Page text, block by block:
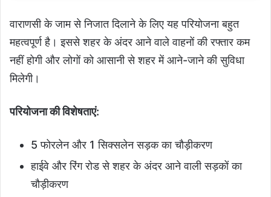
वाराणसी के जाम से निजात दिलाने के लिए यह परियोजना बहुत
महत्वपूर्ण है। इससे शहर के अंदर आने वाले वाहनों की रफ्तार कम
नहीं होगी और लोगों को आसानी से शहर में आने-जाने की सुविधा
मिलेगी।
परियोजना की विशेषताएं:
5 फोरलेन और 1 सिक्सलेन सड़क का चौड़ीकरण
हाईवे और रिंग रोड से शहर के अंदर आने वाली सड़कों का
चौड़ीकरण